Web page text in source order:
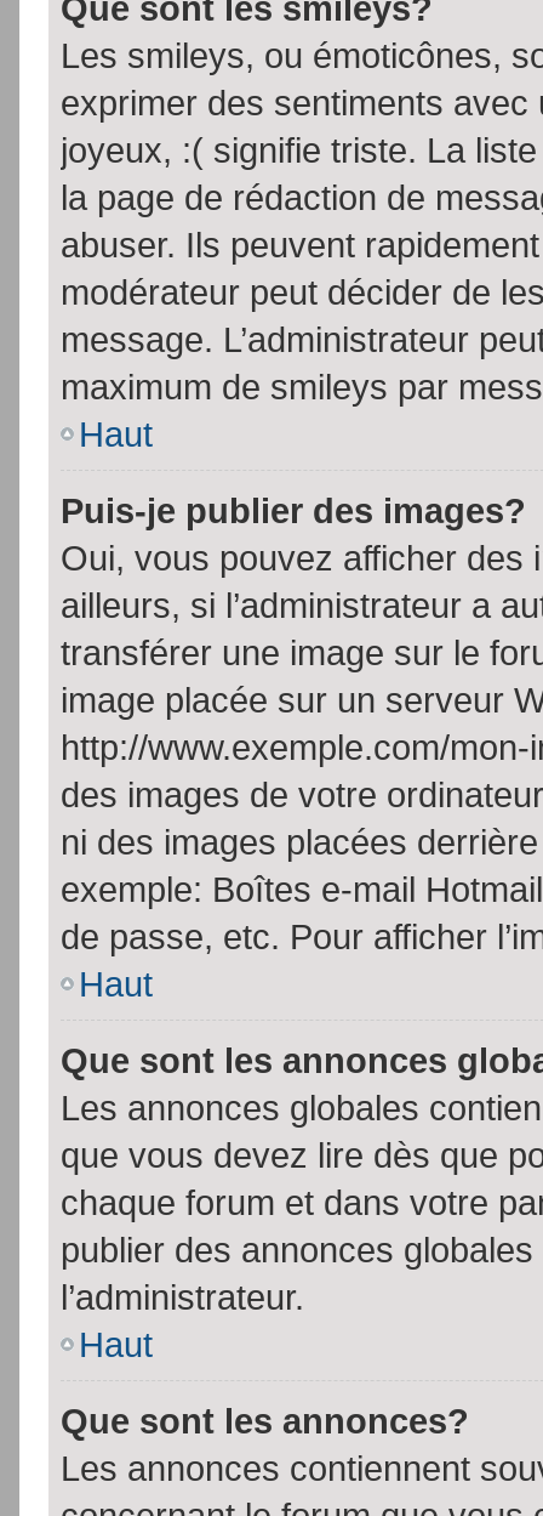
Les smileys, ou émoticônes,
exprimer des sentiments
joyeux, :( signifie triste. La
la page de rédaction de
abuser. Ils peuvent
modérateur peut décider de
message. L’administrateur
maximum de smileys par
Haut
Puis-je publier des images?
Oui, vous pouvez afficher
ailleurs, si l’administrateur a
transférer une image sur le
image placée sur un serveur
http://www.exemple.com/
des images de votre
ni des images placées
exemple: Boîtes e-mail
de passe, etc. Pour afficher
Haut
Que sont les annonces
Les annonces globales
que vous devez lire dès que
chaque forum et dans votre
publier des annonces
l’administrateur.
Haut
Que sont les annonces?
Les annonces contiennent